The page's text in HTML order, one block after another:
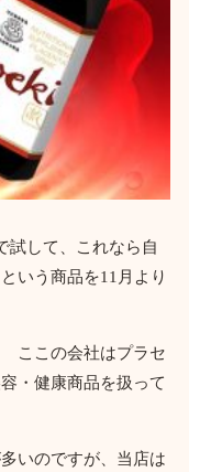
して、これなら自
いう商品を11月より
ここの会社はプラセ
・健康商品を扱って
いのですが、当店は